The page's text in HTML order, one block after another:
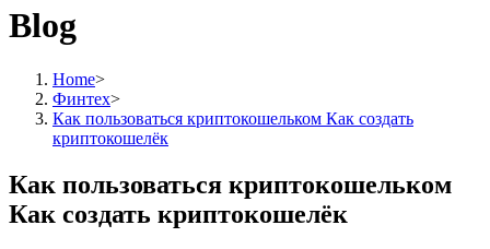
Blog
Home>
Финтех>
Как пользоваться криптокошельком Как создать
криптокошелёк
Как пользоваться криптокошельком
Как создать криптокошелёк